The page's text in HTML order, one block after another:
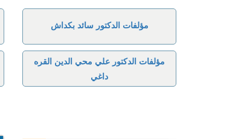
مؤلفات الدكتور سائد بكداش
مؤلفات الدكتور علي محي الدين القره
داغي